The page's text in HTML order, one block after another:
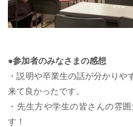
●参加者のみなさまの感想
・説明や卒業生の話が分かり
来て良かったです。
・先生方や学生の皆さんの雰
す！